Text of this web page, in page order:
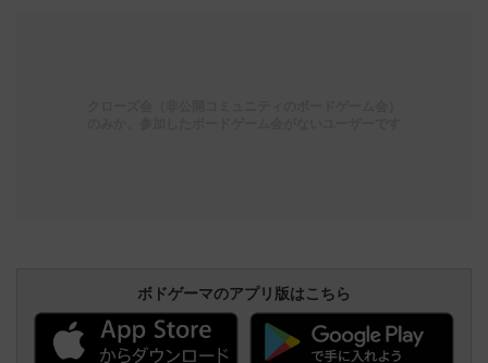
ボドゲーマのアプリ版はこちら